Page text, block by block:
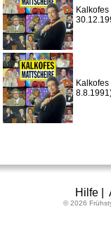
Hilfe|
© 2026